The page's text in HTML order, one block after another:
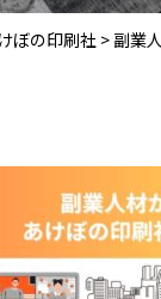
ぼの印刷社> 副業